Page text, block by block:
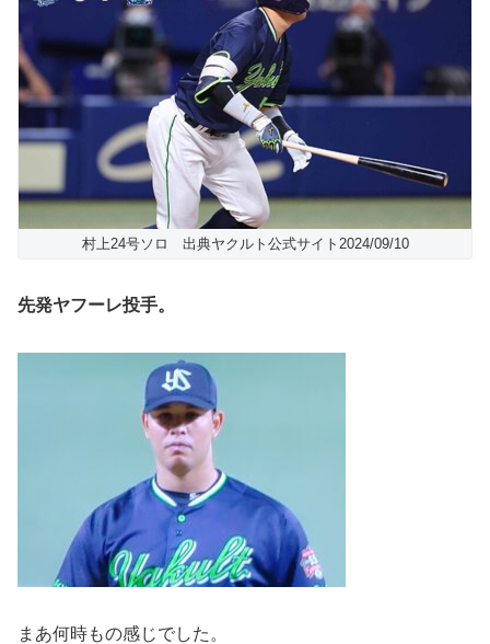
村上24号ソロ 出典ヤクルト公式サイト2024/09/10
先発ヤフーレ投手。
まあ何時もの感じでした。